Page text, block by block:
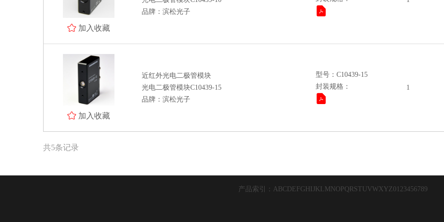
加入收藏
品牌：滨松光子
加入收藏
近红外光电二极管模块
光电二极管模块C10439-15
品牌：滨松光子
型号：C10439-15
封装规格：
1
共5条记录
产品索引： A BC D E FG H K M N O PQ RSTUVWX YZ0 23456789